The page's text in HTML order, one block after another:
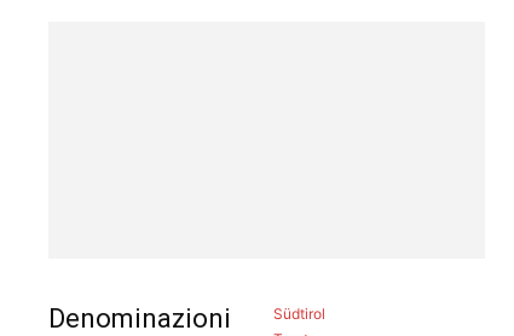
Denominazioni
Südtirol